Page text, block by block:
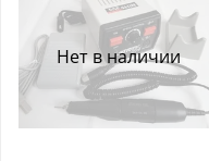
Нет в наличии